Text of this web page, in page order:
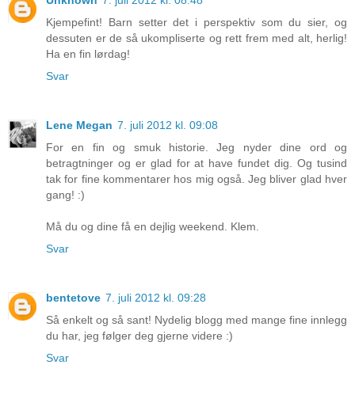
Kjempefint! Barn setter det i perspektiv som du sier, og
dessuten er de så ukompliserte og rett frem med alt, herlig!
Ha en fin lørdag!
Svar
Lene Megan 7. juli 2012 kl. 09:08
For en fin og smuk historie. Jeg nyder dine ord og
betragtninger og er glad for at have fundet dig. Og tusind
tak for fine kommentarer hos mig også. Jeg bliver glad hver
gang! :)
Må du og dine få en dejlig weekend. Klem.
Svar
bentetove 7. juli 2012 kl. 09:28
Så enkelt og så sant! Nydelig blogg med mange fine innlegg
du har, jeg følger deg gjerne videre :)
Svar